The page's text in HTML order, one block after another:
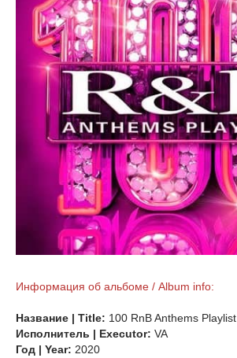
Информация об альбоме / Album info:
Название | Title: 100 RnB Anthems Playlist
Исполнитель | Executor: VA
Год | Year: 2020